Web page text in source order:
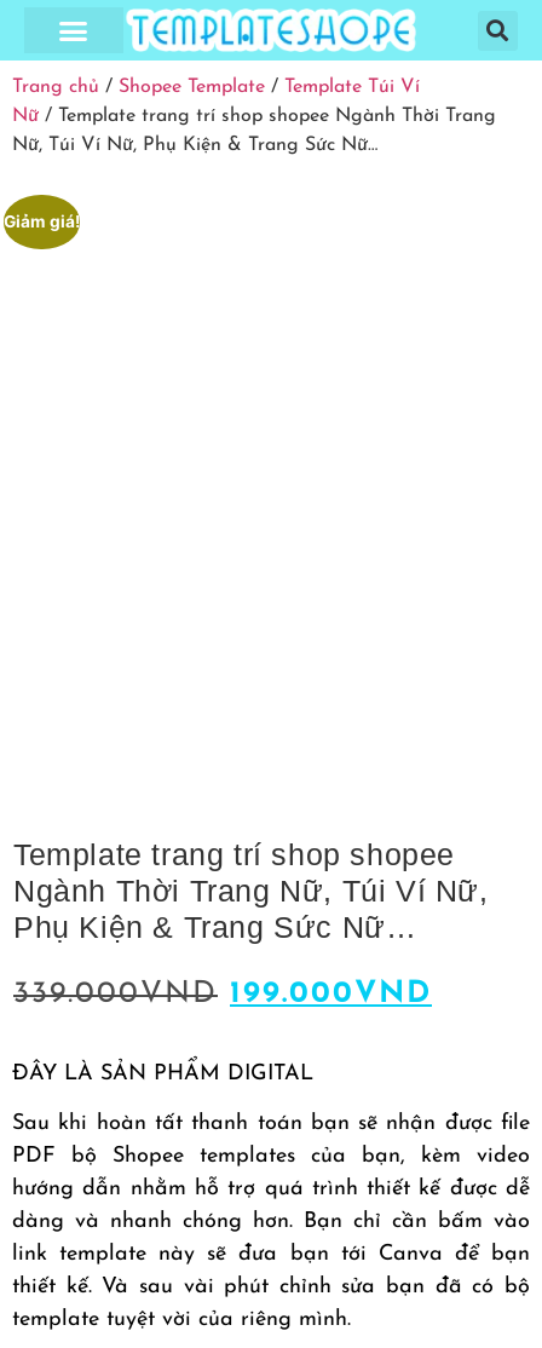
Trang chủ / Shopee Template /
Template Túi Ví
Nữ / Template trang trí shop shopee Ngành Thời Trang
Nữ, Túi Ví Nữ, Phụ Kiện & Trang Sức Nữ…
Giảm giá!
Template trang trí shop shopee
Ngành Thời Trang Nữ, Túi Ví Nữ,
Phụ Kiện & Trang Sức Nữ…
339.000VND 199.000 VND
ĐÂY LÀ SẢN PHẨM DIGITAL
Sau khi hoàn tất thanh toán bạn sẽ nhận được file
PDF bộ Shopee templates của bạn, kèm video
hướng dẫn nhằm hỗ trợ quá trình thiết kế được dễ
dàng và nhanh chóng hơn. Bạn chỉ cần bấm vào
link template này sẽ đưa bạn tới Canva để bạn
thiết kế. Và sau vài phút chỉnh sửa bạn đã có bộ
template tuyệt vời của riêng mình.